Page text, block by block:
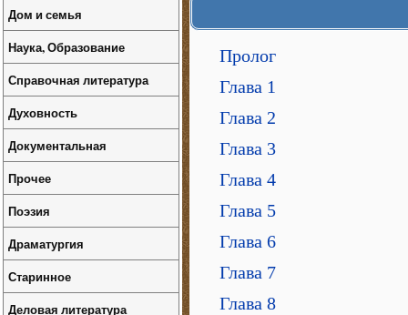
Пролог
Глава 1
Глава 2
Глава 3
Глава 4
Глава 5
Глава 6
Глава 7
Глава 8
Дом и семья
Наука, Образование
Справочная литература
Духовность
Документальная
Прочее
Поэзия
Драматургия
Старинное
Деловая литература